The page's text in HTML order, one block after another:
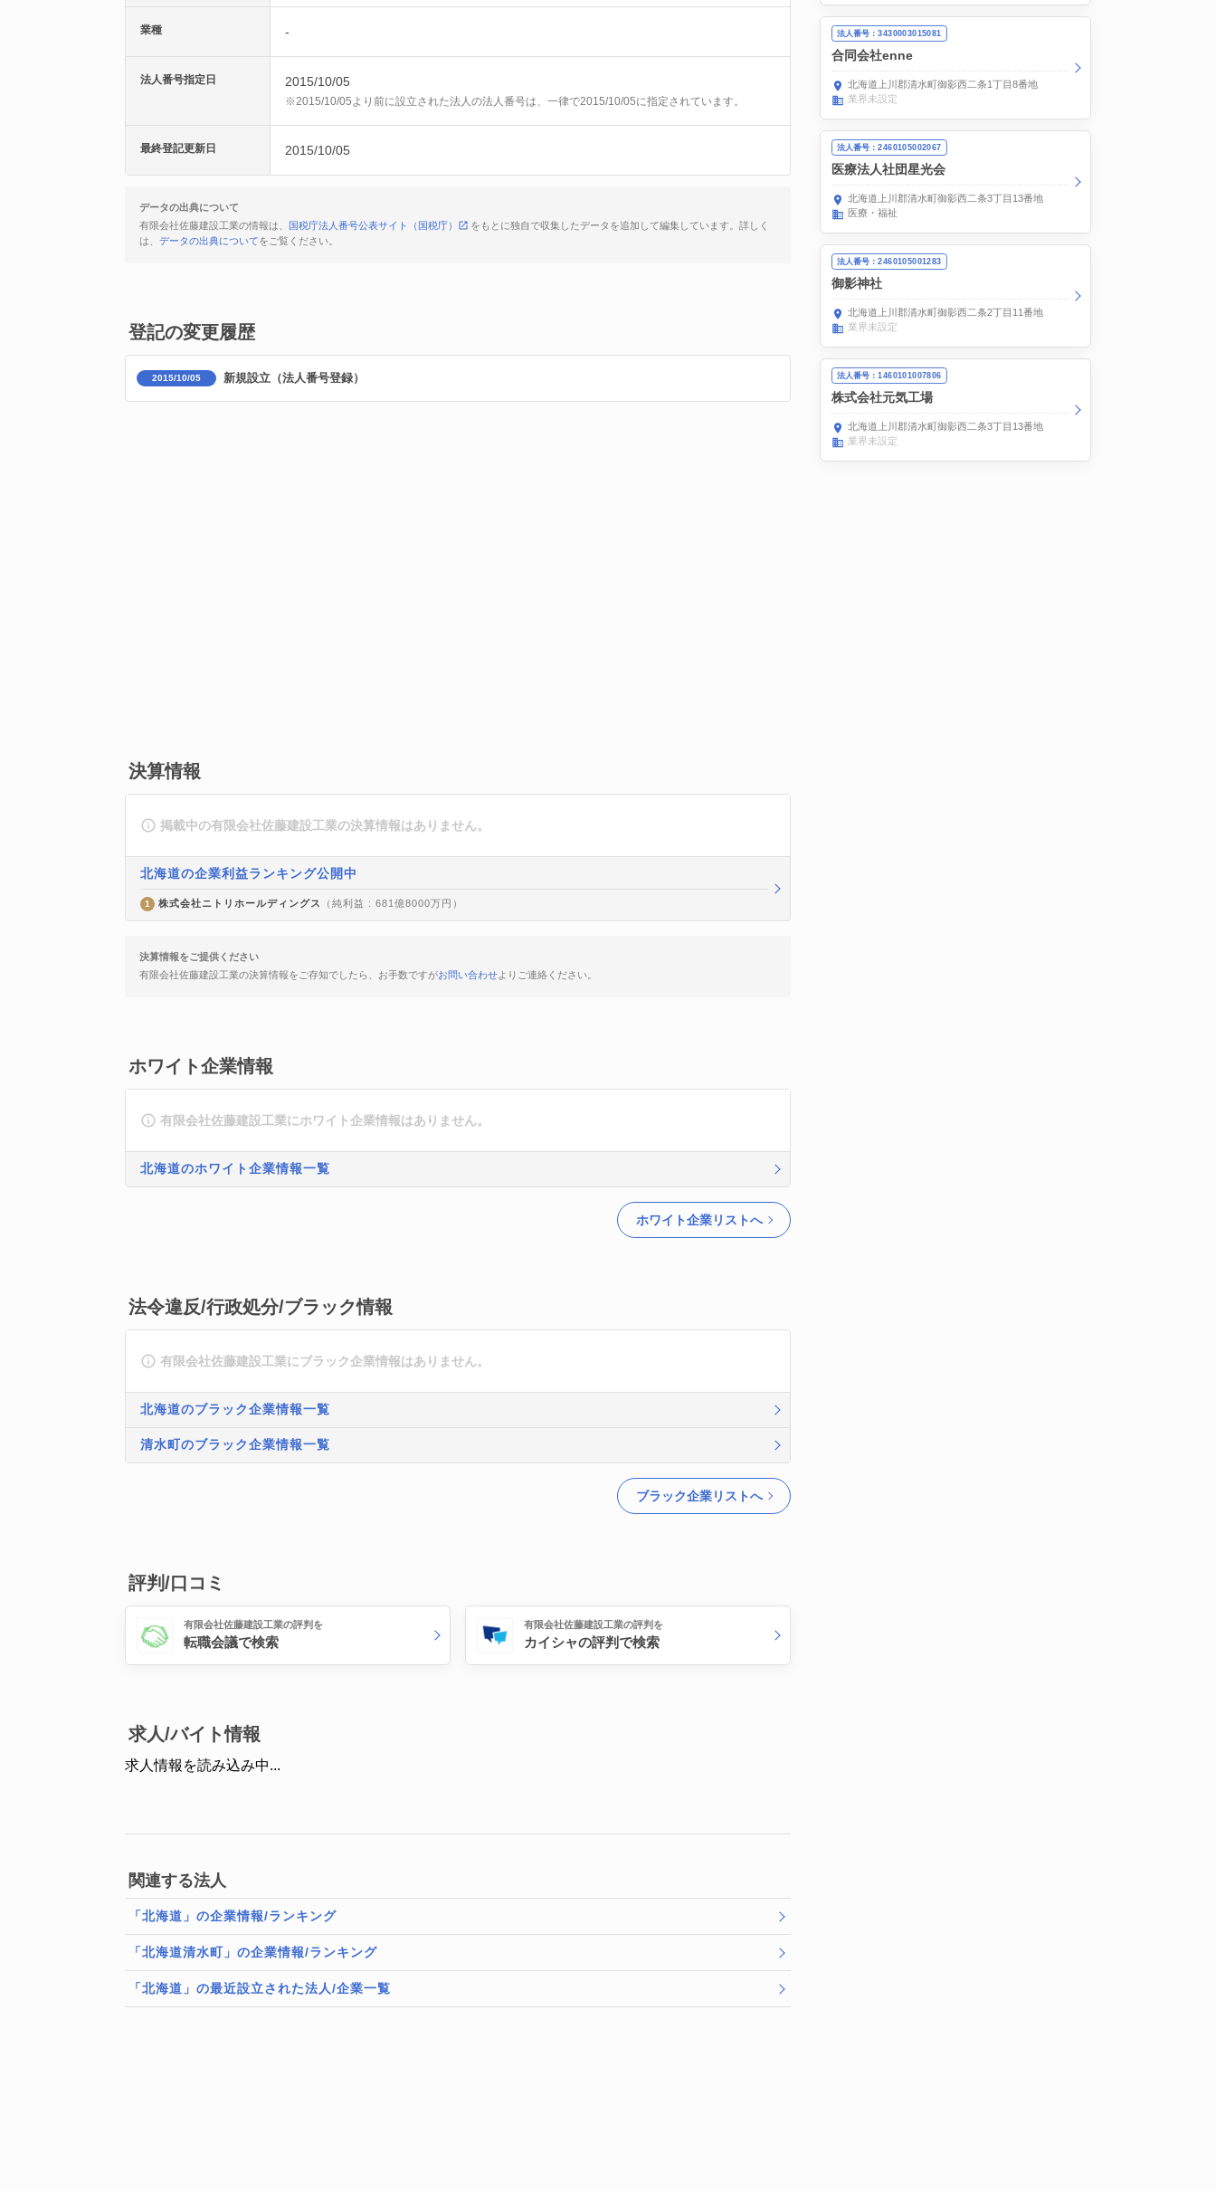
業種 -
法人番号指定日 2015/10/05
※2015/10/05より前に設立された法人の法人番号は、一律で2015/10/05に指定されています。
最終登記更新日 2015/10/05
データの出典について
有限会社佐藤建設工業の情報は、
国税庁法人番号公表サイト（国税庁）
をもとに独自で収集したデータを追加して編集しています。詳しく
は、 データの出典についてをご覧ください。
登記の変更履歴
2015/10/05 新規設立（法人番号登録）
決算情報
掲載中の有限会社佐藤建設工業の決算情報はありません。
北海道の企業利益ランキング公開中
1 株式会社ニトリホールディングス （純利益 : 681億8000万円）
決算情報をご提供ください
有限会社佐藤建設工業の決算情報をご存知でしたら、お手数ですがお問い合わせよりご連絡ください。
ホワイト企業情報
有限会社佐藤建設工業にホワイト企業情報はありません。
北海道のホワイト企業情報一覧
ホワイト企業リストへ
法令違反/行政処分/ブラック情報
有限会社佐藤建設工業にブラック企業情報はありません。
北海道のブラック企業情報一覧
清水町のブラック企業情報一覧
ブラック企業リストへ
評判/口コミ
有限会社佐藤建設工業の評判を
転職会議で検索
有限会社佐藤建設工業の評判を
カイシャの評判で検索
求人/バイト情報
求人情報を読み込み中...
関連する法人
「北海道」の企業情報/ランキング
「北海道清水町」の企業情報/ランキング
「北海道」の最近設立された法人/企業一覧
法人番号：3430003015081
合同会社enne
北海道上川郡清水町御影西二条1丁目8番地
業界未設定
法人番号：2460105002067
医療法人社団星光会
北海道上川郡清水町御影西二条3丁目13番地
医療・福祉
法人番号：2460105001283
御影神社
北海道上川郡清水町御影西二条2丁目11番地
業界未設定
法人番号：1460101007806
株式会社元気工場
北海道上川郡清水町御影西二条3丁目13番地
業界未設定